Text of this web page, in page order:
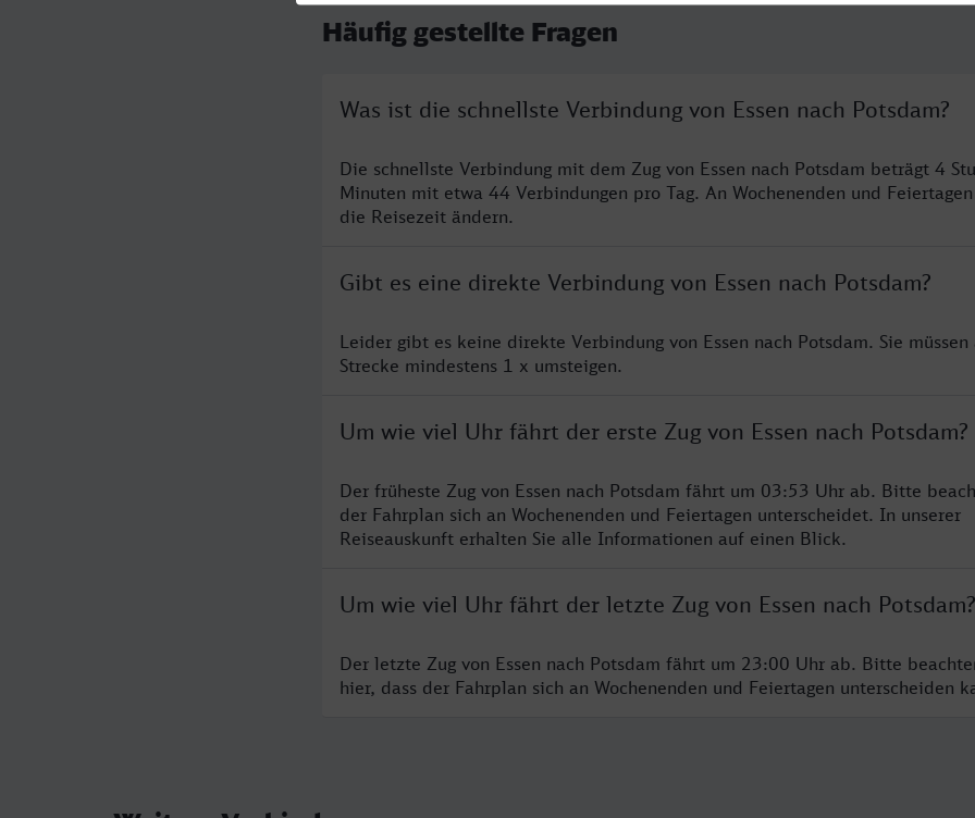
Häufig gestellte Fragen
Was ist die schnellste Verbindung von Essen nach Potsdam?
Die schnellste Verbindung mit dem Zug von Essen nach Potsdam beträgt 4
Minuten mit etwa 44 Verbindungen pro Tag. An Wochenenden und
die Reisezeit ändern.
Gibt es eine direkte Verbindung von Essen nach Potsdam?
Leider gibt es keine direkte Verbindung von Essen nach Potsdam. Sie
Strecke mindestens 1 x umsteigen.
Um wie viel Uhr fährt der erste Zug von Essen nach Potsdam?
Der früheste Zug von Essen nach Potsdam fährt um 03:53 Uhr ab. Bitte
der Fahrplan sich an Wochenenden und Feiertagen unterscheidet. In unserer
Reiseauskunft erhalten Sie alle Informationen auf einen Blick.
Um wie viel Uhr fährt der letzte Zug von Essen nach Potsdam?
Der letzte Zug von Essen nach Potsdam fährt um 23:00 Uhr ab. Bitte
hier, dass der Fahrplan sich an Wochenenden und Feiertagen unterscheiden